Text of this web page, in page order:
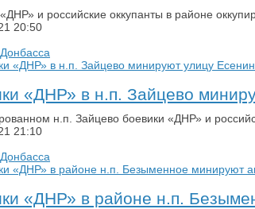
и российские оккупанты в районе
20:50
«ДНР» в н.п. Зайцево
н.п. Зайцево боевики «ДНР» и
21:10
«ДНР» в районе н.п.